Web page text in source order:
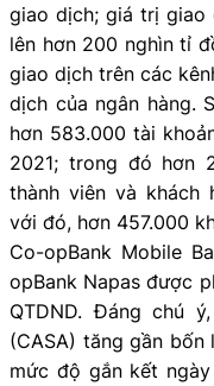
giao dịch; giá trị
lên hơn 200 nghìn tỉ
giao dịch trên các
dịch của ngân hàng.
hơn 583.000 tài
2021; trong đó hơn
thành viên và khách
với đó, hơn 457.000
Co-opBank Mobile
opBank Napas được
QTDND. Đáng chú
(CASA) tăng gần
mức độ gắn kết